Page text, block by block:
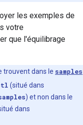
les exemples de
votre
que l'équilibrage
trouvent dans le samples
(situé dans
) et non dans le
dans